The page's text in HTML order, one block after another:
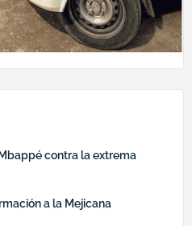
contra la extrema
a la Mejicana